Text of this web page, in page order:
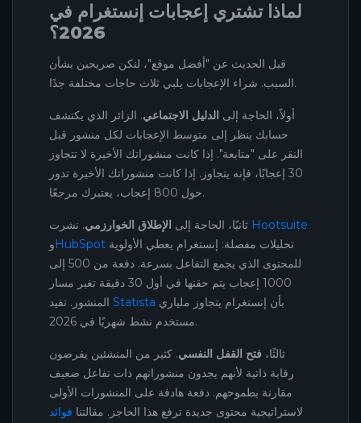
لماذا تشتري إعجابات إنستغرام في
2026؟
قبل الحديث عن "أفضل موقع"، لنكن صريحين بشأن
السبب. شراء الإعجابات يلبي ثلاث حاجات مختلفة جدًا.
أولاً، الحاجة إلى الدليل الاجتماعي. الزائر الذي يكتشف
حسابك ينظر إلى متوسط الإعجابات لكل منشور قبل
النقر على "متابعة". إذا كانت منشوراتك الأخيرة لا تتجاوز
30 إعجابًا، فإنه يتجاوز. إذا كانت منشوراتك الأخيرة تدور
حول 800 إعجاب، يعتبرك مرجعًا.
ثانيًا، الحاجة إلى الإطلاق الخوارزمي
Hootsuite
وHubSpot
للمحتوى الذي يجمع التفاعل بسرعة. دفعة من 500 إلى
1000 إعجاب يتم حقنها في أول 30 دقيقة تغير مسار
Statista
مستخدم نشط شهريًا في 2026.
ثالثًا، فتح القفل النفسي. كثير من المنشئين يفرضون
رقابة ذاتية لأنهم يجدون منشوراتهم ذات تفاعل ضعيف
مقارنة بطموحهم. دفعة هادفة على المنشورات الأولى
لاستراتيجية محتوى جديدة ترفع هذا الحاجز. مقالتنا فوائد